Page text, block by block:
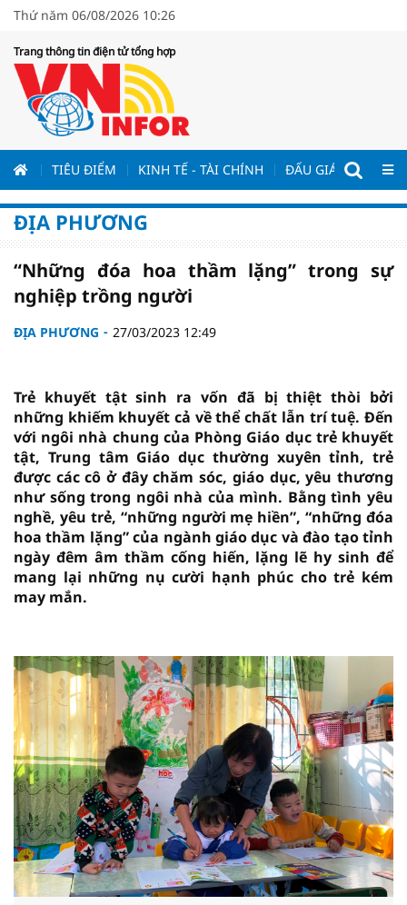
Thứ năm 06/08/2026 10:26
Trang thông tin điện tử tổng hợp
TIÊU ĐIỂM KINH TẾ - TÀI CHÍNH ĐẤU GIÁ - ĐẤU
ĐỊA PHƯƠNG
“Những đóa hoa thầm lặng” trong sự
nghiệp trồng người
ĐỊA PHƯƠNG 27/03/2023 12:49
Trẻ khuyết tật sinh ra vốn đã bị thiệt thòi bởi
những khiếm khuyết cả về thể chất lẫn trí tuệ. Đến
với ngôi nhà chung của Phòng Giáo dục trẻ khuyết
tật, Trung tâm Giáo dục thường xuyên tỉnh, trẻ
được các cô ở đây chăm sóc, giáo dục, yêu thương
như sống trong ngôi nhà của mình. Bằng tình yêu
nghề, yêu trẻ, “những người mẹ hiền”, “những đóa
hoa thầm lặng” của ngành giáo dục và đào tạo tỉnh
ngày đêm âm thầm cống hiến, lặng lẽ hy sinh để
mang lại những nụ cười hạnh phúc cho trẻ kém
may mắn.